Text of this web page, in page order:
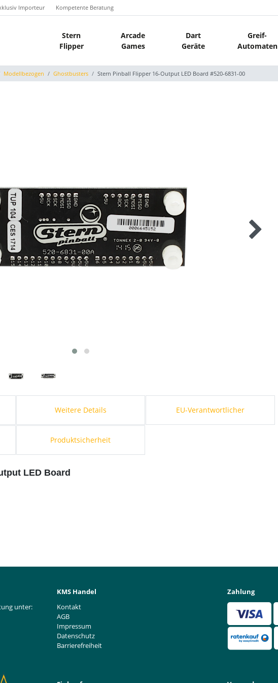
Importeur Kompetente Beratung
Stern
Flipper
Arcade
Games
Dart
Geräte
Greif-
Automaten
Modellbezogen Ghostbusters Stern Pinball Flipper 16-Output LED Board #520-6831-00
Weitere Details EU-Verantwortlicher
Produktsicherheit
LED Board
unter:
KMS Handel
Kontakt
AGB
Impressum
Datenschutz
Barrierefreiheit
Zahlung